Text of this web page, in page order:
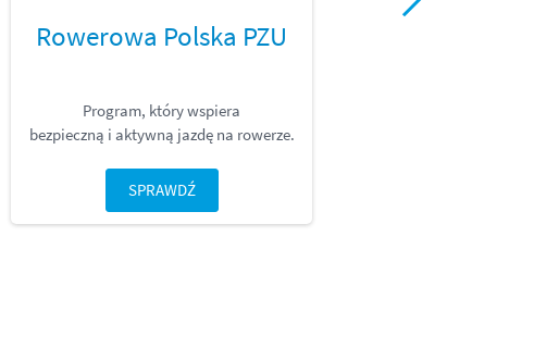
Rowerowa Polska PZU
Program, który wspiera
bezpieczną i aktywną jazdę na rowerze.
SPRAWDŹ